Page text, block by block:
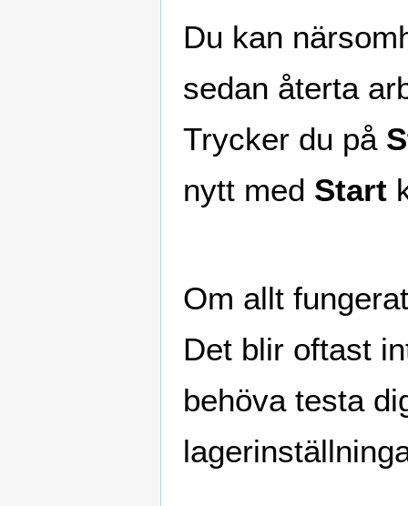
Du kan
sedan återta
Trycker du på
nytt med Start
Om allt
Det blir oftast
behöva testa